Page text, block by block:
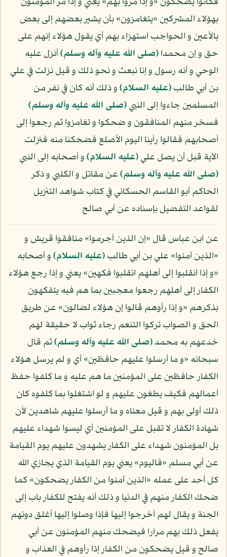
بهؤلاء المشركين «يتغامزون» بأن يشير بعضهم إلى بعض
بالأعين و الحواجب استهزاء بهم أي يقول هؤلاء إنهم على
حق و إن محمدا(صلى الله عليه وآله وسلم)أنزل عليه
الوحي و أنه رسول و إنا نبعث و نحو ذلك و قيل نزلت في علي
بن أبي طالب(عليه السلام)و ذلك أنه كان في نفر من
المسلمين جاءوا إلى النبي(صلى الله عليه وآله وسلم)
فسخر منهم المنافقون و ضحكوا و تغامزوا ثم رجعوا إلى
أصحابهم فقالوا رأينا اليوم الأصلع فضحكنا منه فنزلت
الآية قبل أن يصل علي(عليه السلام)و أصحابه إلى النبي
(صلى الله عليه وآله وسلم)عن مقاتل و الكلبي و ذكر
الحاكم أبو القاسم الحسكاني في كتاب شواهد التنزيل
لقواعد التفضيل بإسناده عن أبي صالح
عن ابن عباس قال «إن الذين أجرموا» منافقوا قريش و
«الذين آمنوا» علي بن أبي طالب(عليه السلام)و أصحابه
«و إذا انقلبوا إلى أهلهم انقلبوا فكهين» يعني و إذا رجع هؤلاء
الكفار إلى أهلهم رجعوا معجبين بما هم فيه يتفكهون
بذكرهم «و إذا رأوهم قالوا إن هؤلاء لضالون» عن طريق
الحق و الصواب تركوا التنعم رجاء ثواب لا حقيقة لهم
خدعهم به محمد(صلى الله عليه وآله وسلم)ثم قال
سبحانه «و ما أرسلوا عليهم حافظين» أي و لم يرسل هؤلاء
الكفار حافظين على المؤمنين ما هم عليه و ما كلفوا حفظ
أعمالهم فكيف يطغون عليهم و لو اشتغلوا بما كلفوه كان
ذلك أولى بهم و قيل معناه و ما أرسلوا عليهم شاهدين لأن
شهادة الكفار لا تقبل على المؤمنين أي ليسوا شهداء عليهم
بل المؤمنون شهداء على الكفار يشهدون عليهم يوم القيامة
عن أبي مسلم «فاليوم» يعني يوم القيامة الذي يجازي الله
كل أحد على عمله «الذين آمنوا من الكفار يضحكون» كما
ضحك الكفار منهم في الدنيا و ذلك أنه يفتح للكفار باب إلى
الجنة و يقال لهم أخرجوا إليها فإذا وصلوا إليها أغلق دونهم
يفعل ذلك بهم مرارا فيضحك منهم المؤمنون عن أبي
صالح و قيل يضحكون من الكفار إذا رأوهم في العذاب و